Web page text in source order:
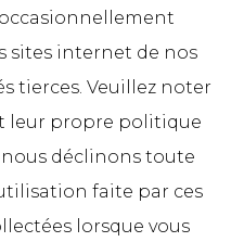
sites internet de nos
tierces. Veuillez noter
leur propre politique
déclinons toute
faite par ces
lorsque vous